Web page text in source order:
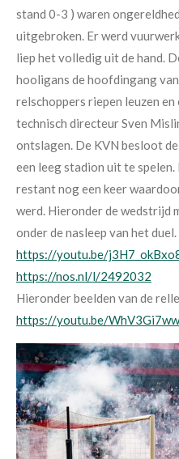
stand 0-3 ) waren
uitgebroken. Er werd
liep het volledig uit de hand.
hooligans dehoofdingang
relschoppers riepen leuzen en
technisch directeurSven
ontslagen. De KVN besloot
een leeg stadion uit te
restant nog een keer
werd. Hieronder de wedstrijd
onder de nasleep van het duel.
https://youtu.be/
https://nos.nl/l/2492032
Hieronder beelden van de
https://youtu.be/